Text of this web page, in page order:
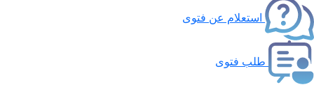
استعلام عن فتوى
طلب فتوى